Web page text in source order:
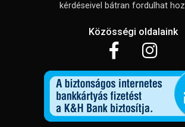
kérdéseivel bátran fordulhat
Közösségi oldalaink